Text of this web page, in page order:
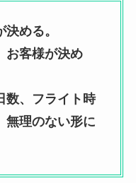
める。
お客様が決め
数、フライト時
無理のない形に